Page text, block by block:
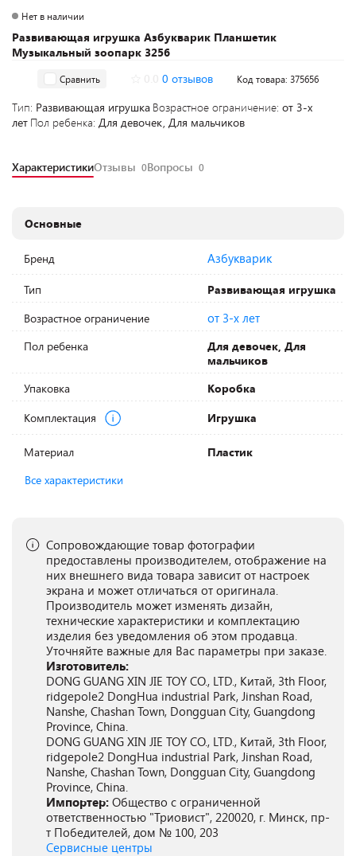
Развивающая игрушка Азбукварик Планшетик
Музыкальный зоопарк 3256
Нет в наличии
Сравнить 0 отзывов Код товара: 375656
Тип: Развивающая игрушка Возрастное ограничение: от 3-х
лет Пол ребенка: Для девочек, Для мальчиков
ХарактеристикиОтзывы 0Вопросы 0
Основные
Бренд Азбукварик
Тип
Развивающая игрушка
Возрастное ограничение
от 3-х лет
Пол ребенка
Для девочек, Для
мальчиков
Упаковка
Коробка
Комплектация
Игрушка
Материал
Пластик
Все характеристики
Сопровождающие товар фотографии
предоставлены производителем, отображение на
них внешнего вида товара зависит от настроек
экрана и может отличаться от оригинала.
Производитель может изменять дизайн,
технические характеристики и комплектацию
изделия без уведомления об этом продавца.
Уточняйте важные для Вас параметры при заказе.
Изготовитель:
DONG GUANG XIN JIE TOY CO., LTD., Китай, 3th Floor,
ridgepole2 DongHua industrial Park, Jinshan Road,
Nanshe, Chashan Town, Dongguan City, Guangdong
Province, China.
DONG GUANG XIN JIE TOY CO., LTD., Китай, 3th Floor,
ridgepole2 DongHua industrial Park, Jinshan Road,
Nanshe, Chashan Town, Dongguan City, Guangdong
Province, China.
Импортер: Общество с ограниченной
ответственностью "Триовист", 220020, г. Минск, пр-
т Победителей, дом № 100, 203
Сервисные центры